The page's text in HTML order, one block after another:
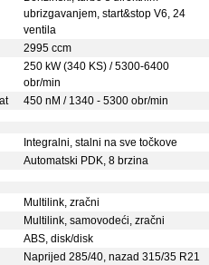
ubrizgavanjem, start&stop V6, 24
ventila
2995 ccm
250 kW (340 KS) / 5300-6400
obr/min
450 nM / 1340 - 5300 obr/min
Integralni, stalni na sve točkove
Automatski PDK, 8 brzina
Multilink, zračni
Multilink, samovodeći, zračni
ABS, disk/disk
Naprijed 285/40, nazad 315/35 R21